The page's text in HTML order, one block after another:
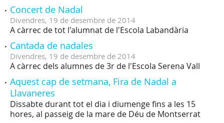
Concert de Nadal
Divendres, 19 de desembre de 2014
A càrrec de tot l'alumnat de l'Escola Labandària
Cantada de nadales
Divendres, 19 de desembre de 2014
A càrrec dels alumnes de 3r de l'Escola Serena Vall
Aquest cap de setmana, Fira de Nadal a
Llavaneres
Dissabte durant tot el dia i diumenge fins a les 15
hores, al passeig de la mare de Déu de Montserrat